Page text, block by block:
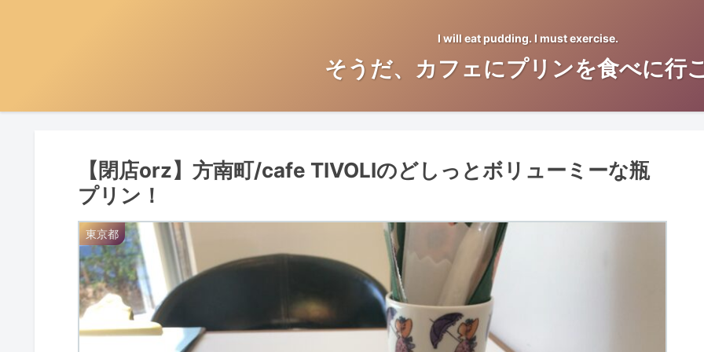
I will eat pudding. I must exercise.
そうだ、カフェにプリンを食べに行
【閉店orz】方南町/cafe TIVOLIのどしっとボリューミーな瓶
プリン！
東京都